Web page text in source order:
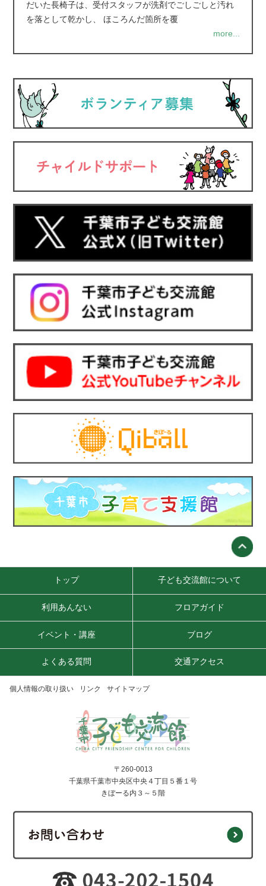
だいた長椅子は、受付スタッフが洗剤でごしごしと汚れ
を落として乾かし、 ほころんだ箇所を覆
more...
トップ 子ども交流館について
利用あんない フロアガイド
イベント・講座 ブログ
よくある質問 交通アクセス
個人情報の取り扱い リンク サイトマップ
〒260-0013
千葉県千葉市中央区中央４丁目５番１号
きぼーる内３～５階